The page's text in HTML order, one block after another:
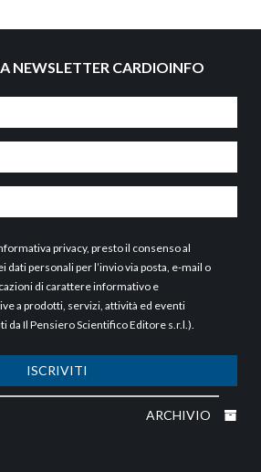
NEWSLETTER CARDIOINFO
privacy, presto il consenso al
personali per l’invio via posta, e-mail o
di carattere informativo e
a prodotti, servizi, attività ed eventi
da Il Pensiero Scientifico Editore s.r.l.).
ISCRIVITI
ARCHIVIO